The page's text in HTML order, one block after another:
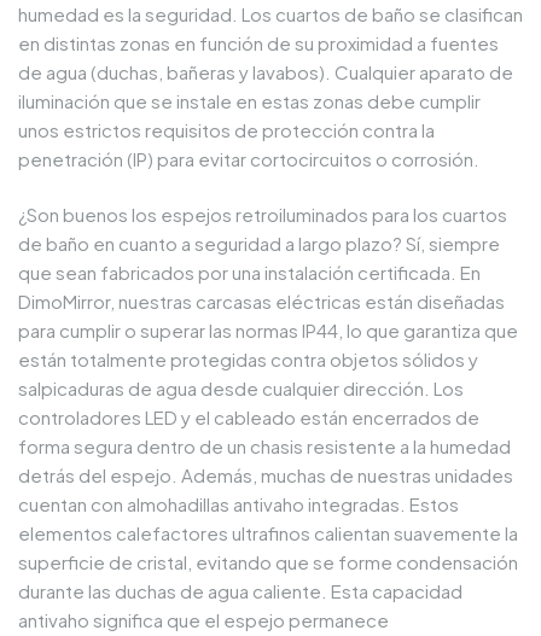
humedad es la seguridad. Los cuartos de baño se clasifican
en distintas zonas en función de su proximidad a fuentes
de agua (duchas, bañeras y lavabos). Cualquier aparato de
iluminación que se instale en estas zonas debe cumplir
unos estrictos requisitos de protección contra la
penetración (IP) para evitar cortocircuitos o corrosión.
¿Son buenos los espejos retroiluminados para los cuartos
de baño en cuanto a seguridad a largo plazo? Sí, siempre
que sean fabricados por una instalación certificada. En
DimoMirror, nuestras carcasas eléctricas están diseñadas
para cumplir o superar las normas IP44, lo que garantiza que
están totalmente protegidas contra objetos sólidos y
salpicaduras de agua desde cualquier dirección. Los
controladores LED y el cableado están encerrados de
forma segura dentro de un chasis resistente a la humedad
detrás del espejo. Además, muchas de nuestras unidades
cuentan con almohadillas antivaho integradas. Estos
elementos calefactores ultrafinos calientan suavemente la
superficie de cristal, evitando que se forme condensación
durante las duchas de agua caliente. Esta capacidad
antivaho significa que el espejo permanece